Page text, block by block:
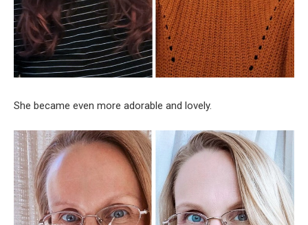
She became even more adorable and lovely.